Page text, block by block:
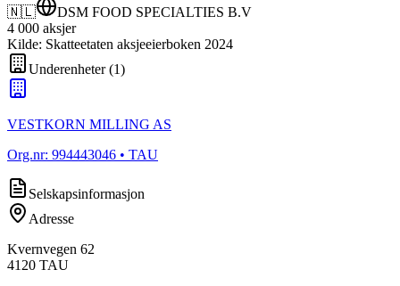
🇳🇱
DSM FOOD SPECIALTIES B.V
4 000 aksjer
Kilde: Skatteetaten aksjeeierboken 2024
Underenheter(1)
VESTKORN MILLING AS
Org.nr: 994443046 • TAU
Selskapsinformasjon
Adresse
Kvernvegen 62
4120 TAU